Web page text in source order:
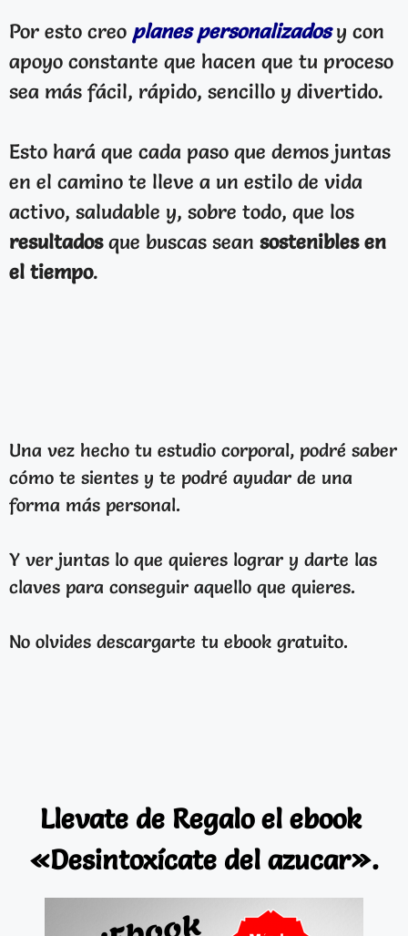
Por esto creo planes personalizadosy con
apoyo constante que hacen que tu proceso
sea más fácil, rápido, sencillo y divertido.
Esto hará que cada paso que demos juntas
en el camino te lleve a un estilo de vida
activo, saludable y, sobre todo, que los
resultadosque buscas sean sostenibles en
el tiempo.
Una vez hecho tu estudio corporal, podré saber
cómo te sientes y te podré ayudar de una
forma más personal.
Y ver juntas lo que quieres lograr y darte las
claves para conseguir aquello que quieres.
No olvides descargarte tu ebook gratuito.
Llevate de Regalo el ebook
«Desintoxícate del azucar».